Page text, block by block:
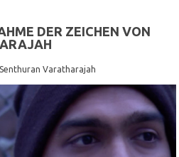
DER ZEICHEN VON
Varatharajah